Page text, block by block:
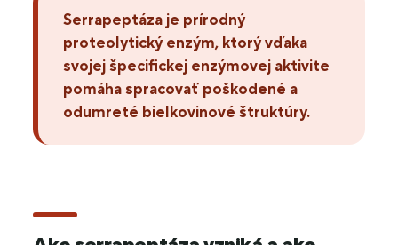
Serrapeptáza je prírodný
proteolytický enzým, ktorý vďaka
svojej špecifickej enzýmovej aktivite
pomáha spracovať poškodené a
odumreté bielkovinové štruktúry.